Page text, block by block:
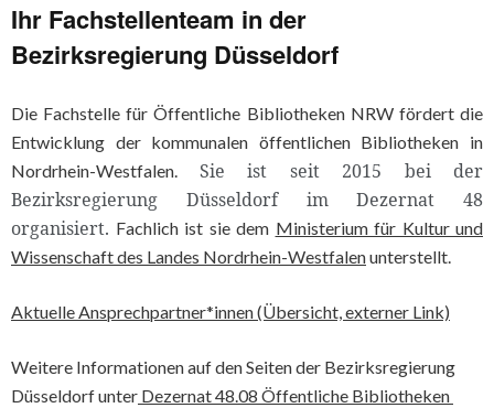
Ihr Fachstellenteam in der
Bezirksregierung Düsseldorf
Die Fachstelle für Öffentliche Bibliotheken NRW fördert die
Entwicklung der kommunalen öffentlichen Bibliotheken in
Nordrhein-Westfalen. Sie ist seit 2015 bei der
Bezirksregierung Düsseldorf im Dezernat 48
organisiert. Fachlich ist sie dem Ministerium für Kultur und
Wissenschaft des Landes Nordrhein-Westfalenunterstellt.
Aktuelle Ansprechpartner*innen (Übersicht, externer Link)
Weitere Informationen auf den Seiten der Bezirksregierung
Düsseldorf unter Dezernat 48.08 Öffentliche Bibliotheken